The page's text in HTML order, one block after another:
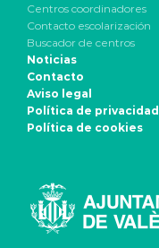
Centros coordinadores
Contacto escolarización
Buscador de centros
Noticias
Contacto
Aviso legal
Política de privacidad
Política de cookies